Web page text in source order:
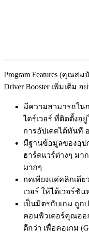
Program Features (คุณ
Driver Booster เพิ่มเติม อ
มีความสามารถใน
ไดร์เวอร์ ที่ติดตั้งอ
การอัปเดตได้ทันที
มีฐานข้อมูลของอุปก
ฮาร์ดแวร์ต่างๆ มา
มากๆ
กดเพียงแค่คลิกเดีย
เวอร์ ให้ได้เวอร์ชั
เป็นมิตรกับเกม ถูก
คอมพิวเตอร์คุณออ
ดีกว่า เพื่อคอเกม